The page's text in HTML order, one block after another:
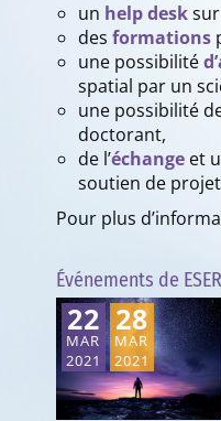
un help desk
desformations
une possibilité
spatial par un
une possibilité
doctorant,
de l’échange et
soutien de
Pour plus
Événements de
22
MAR
2021
28
MAR
2021